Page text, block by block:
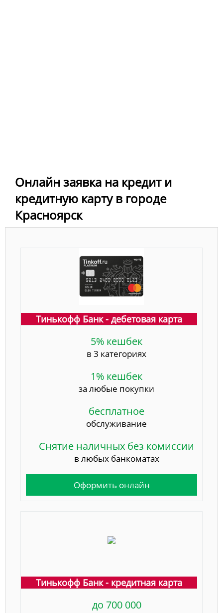
Онлайн заявка на кредит и
кредитную карту в городе
Красноярск
Тинькофф Банк - дебетовая карта
5% кешбек
в 3 категориях
1% кешбек
за любые покупки
бесплатное
обслуживание
Снятие наличных без комиссии
в любых банкоматах
Оформить онлайн
Тинькофф Банк - кредитная карта
до 700 000